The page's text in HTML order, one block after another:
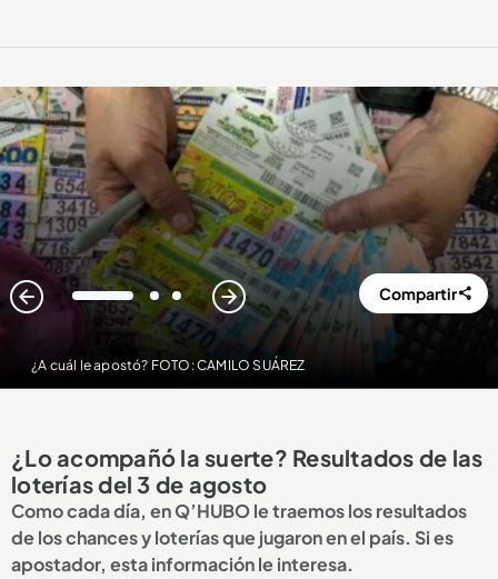
¿A cuál le apostó? FOTO: CAMILO SUÁREZ
1 2 3 Compartir
¿Lo acompañó la suerte? Resultados de las
loterías del 3 de agosto
Como cada día, en Q’HUBO le traemos los resultados
de los chances y loterías que jugaron en el país. Si es
apostador, esta información le interesa.